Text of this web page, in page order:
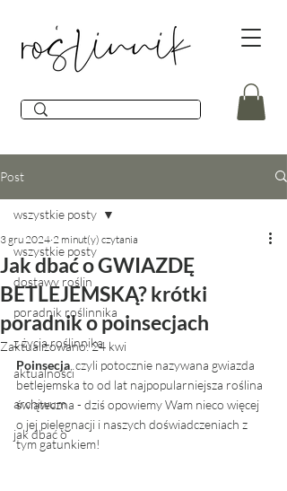
Post
wszystkie posty
dostawy roślin
poradnik roślinnika
z życia roślinnika
aktualności
archiwum
jak dbać o
wszystkie posty
Jak dbać o GWIAZDĘ
BETLEJEMSKĄ? krótki
poradnik o poinsecjach
3 gru 2024 2 minut(y) czytania
Zaktualizowano:24 kwi
Poinsecja , czyli potocznie nazywana gwiazda
betlejemska to od lat najpopularniejsza roślina
świąteczna - dziś opowiemy Wam nieco więcej
o jej pielęgnacji i naszych doświadczeniach z
tym gatunkiem!